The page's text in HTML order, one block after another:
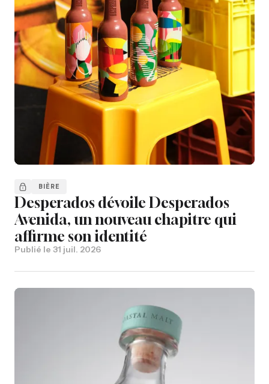
BIÈRE
Desperados dévoile Desperados
Avenida, un nouveau chapitre qui
affirme son identité
Publié le 31 juil. 2026